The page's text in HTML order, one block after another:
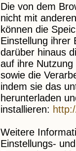
Die von dem
nicht mit
können die
Einstellung ihrer
darüber hinaus
auf ihre
sowie die
indem sie das
herunterladen
installieren:
Weitere
Einstellungs-